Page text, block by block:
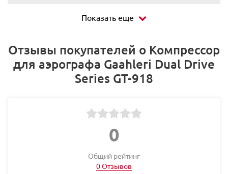
Показать еще
Отзывы покупателей о Компрессор
для аэрографа Gaahleri Dual Drive
Series GT-918
0
Общий рейтинг
0 Отзывов